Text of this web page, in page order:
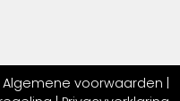
Algemene voorwaarden